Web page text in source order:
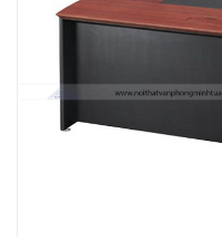
Ngõ 88 Phố